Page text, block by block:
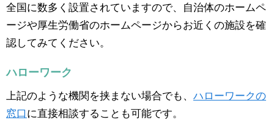
全国に数多く設置されていますので、自治体のホームペ
ージや厚生労働省のホームページからお近くの施設を確
認してみてください。
ハローワーク
上記のような機関を挟まない場合でも、 ハローワークの
窓口 に直接相談することも可能です。